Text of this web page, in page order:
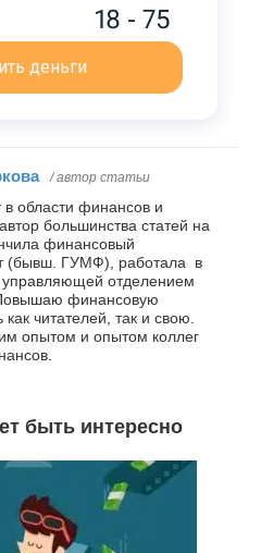
18 - 75
деньги
/ автор статьи
в области финансов и
большинства статей на
финансовый
(бывш. ГУМФ), работала в
отделением
финансовую
как читателей, так и свою.
опытом и опытом коллег
быть интересно